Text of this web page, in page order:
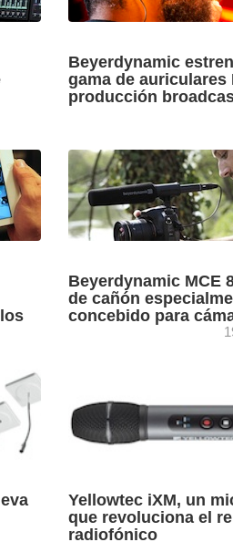
2025
[+]
por
Beyerdynamic
gama de auriculares
producción
Los nuevos DT 70 IE, DT
DT 73 IE de
apuesta de la marca por ...
[+]
en
Beyerdynamic MCE
de cañón
concebido para
acoplado a otras cámaras
a ...
Yellowtec iXM, un
que revoluciona el
radiofónico